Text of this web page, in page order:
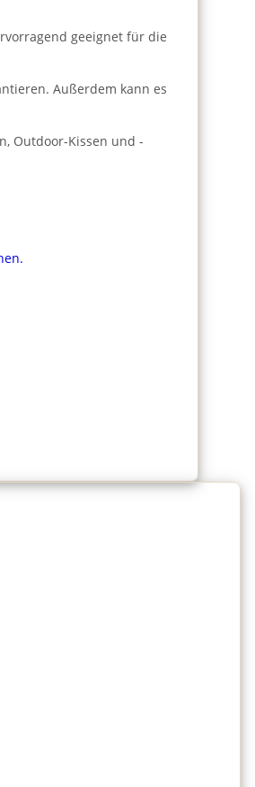
geeignet für die
Außerdem kann es
Outdoor-Kissen und -